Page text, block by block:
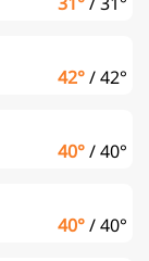
42°/42°
40°/40°
40°/40°